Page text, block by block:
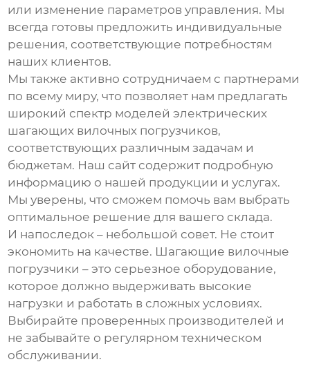
или изменение параметров управления. Мы
всегда готовы предложить индивидуальные
решения, соответствующие потребностям
наших клиентов.
Мы также активно сотрудничаем с партнерами
по всему миру, что позволяет нам предлагать
широкий спектр моделейэлектрических
шагающих вилочных погрузчиков,
соответствующих различным задачам и
бюджетам. Наш сайт содержит подробную
информацию о нашей продукции и услугах.
Мы уверены, что сможем помочь вам выбрать
оптимальное решение для вашего склада.
И напоследок – небольшой совет. Не стоит
экономить на качестве. Шагающие вилочные
погрузчики – это серьезное оборудование,
которое должно выдерживать высокие
нагрузки и работать в сложных условиях.
Выбирайте проверенных производителей и
не забывайте о регулярном техническом
обслуживании.